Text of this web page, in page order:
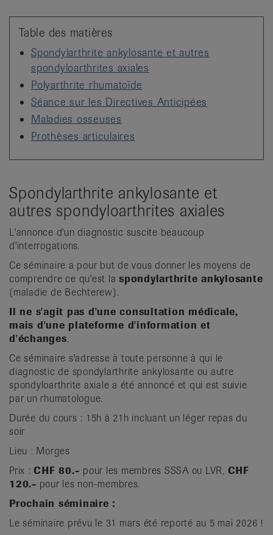
Table des matières
Spondylarthrite ankylosante et autres
spondyloarthrites axiales
Polyarthrite rhumatoïde
Séance sur les Directives Anticipées
Maladies osseuses
Prothèses articulaires
Spondylarthrite ankylosante et
autres spondyloarthrites axiales
L'annonce d'un diagnostic suscite beaucoup
d'interrogations.
Ce séminaire a pour but de vous donner les moyens de
comprendre ce qu'est la spondylarthrite ankylosante
(maladie de Bechterew).
Il ne s'agit pas d'une consultation médicale,
mais d'une plateforme d'information et
d'échanges.
Ce séminaire s'adresse à toute personne à qui le
diagnostic de spondylarthrite ankylosante ou autre
spondyloarthrite axiale a été annoncé et qui est suivie
par un rhumatologue.
Durée du cours : 15h à 21h incluant un léger repas du
soir
Lieu : Morges
Prix : CHF 80.- pour les membres SSSA ou LVR, CHF
120.- pour les non-membres.
Prochain séminaire :
Le séminaire prévu le 31 mars été reporté au 5 mai 2026 !